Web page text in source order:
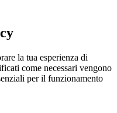
la tua esperienza di
come necessari vengono
per il funzionamento